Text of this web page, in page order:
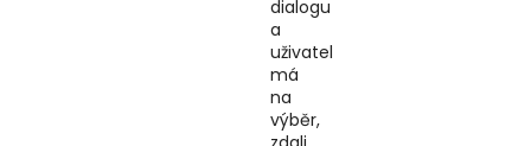
dialogu
a
uživatel
má
na
výběr,